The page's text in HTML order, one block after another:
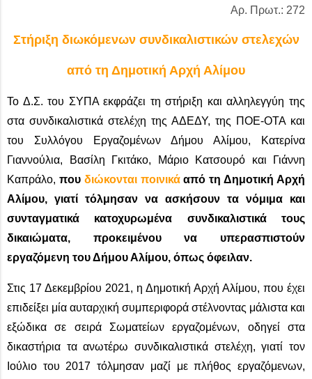
Αρ. Πρωτ.: 272
Στήριξη διωκόμενων συνδικαλιστικών στελεχών
από τη Δημοτική Αρχή Αλίμου
Το Δ.Σ. του ΣΥΠΑ εκφράζει τη στήριξη και αλληλεγγύη της
στα συνδικαλιστικά στελέχη της ΑΔΕΔΥ, της ΠΟΕ-ΟΤΑ και
του Συλλόγου Εργαζομένων Δήμου Αλίμου, Κατερίνα
Γιαννούλια, Βασίλη Γκιτάκο, Μάριο Κατσουρό και Γιάννη
Καπράλο, που διώκονται ποινικάαπό τη Δημοτική Αρχή
Αλίμου, γιατί τόλμησαν να ασκήσουν τα νόμιμα και
συνταγματικά κατοχυρωμένα συνδικαλιστικά τους
δικαιώματα, προκειμένου να υπερασπιστούν
εργαζόμενη του Δήμου Αλίμου, όπως όφειλαν.
Στις 17 Δεκεμβρίου 2021, η Δημοτική Αρχή Αλίμου, που έχει
επιδείξει μία αυταρχική συμπεριφορά στέλνοντας μάλιστα και
εξώδικα σε σειρά Σωματείων εργαζομένων, οδηγεί στα
δικαστήρια τα ανωτέρω συνδικαλιστικά στελέχη, γιατί τον
Ιούλιο του 2017 τόλμησαν μαζί με πλήθος εργαζόμενων,